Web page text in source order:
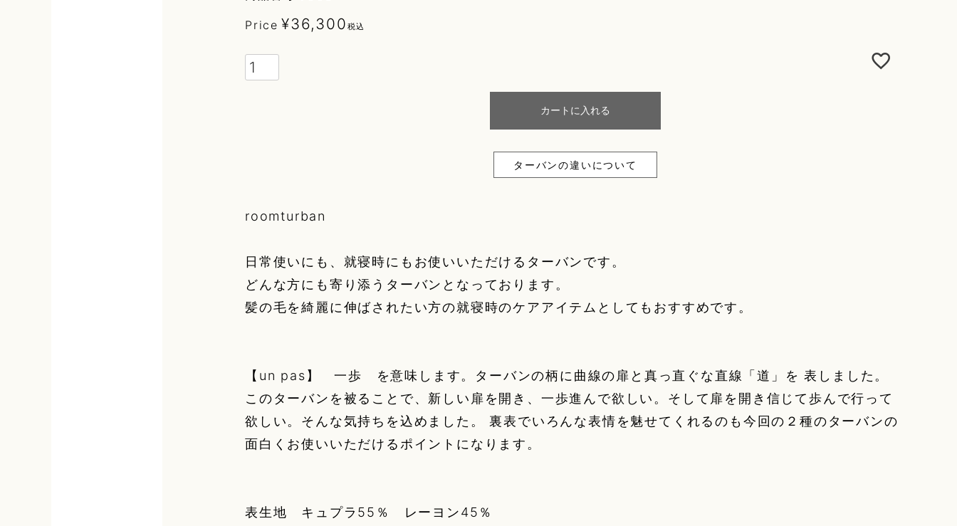
Price ¥36,300 税込
カートに入れる
ターバンの違いについて
roomturban
日常使いにも、就寝時にもお使いいただけるターバンです。
どんな方にも寄り添うターバンとなっております。
髪の毛を綺麗に伸ばされたい方の就寝時のケアアイテムとしてもおすすめです。
【un pas】 一歩 を意味します。ターバンの柄に曲線の扉と真っ直ぐな直線「道」を 表しました。
このターバンを被ることで、新しい扉を開き、一歩進んで欲しい。そして扉を開き信じて歩んで行って
欲しい。そんな気持ちを込めました。 裏表でいろんな表情を魅せてくれるのも今回の２種のターバンの
面白くお使いいただけるポイントになります。
表生地 キュプラ55％ レーヨン45％